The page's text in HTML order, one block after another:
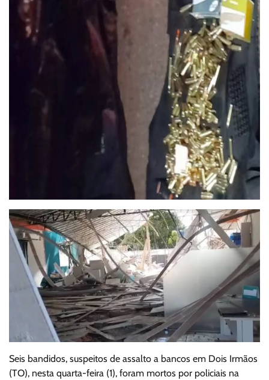
Seis bandidos, suspeitos de assalto a bancos em Dois Irmãos
(TO), nesta quarta-feira (1), foram mortos por policiais na